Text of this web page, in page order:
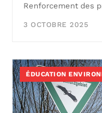
Renforcement des
3 OCTOBRE 2025
ÉDUCATION